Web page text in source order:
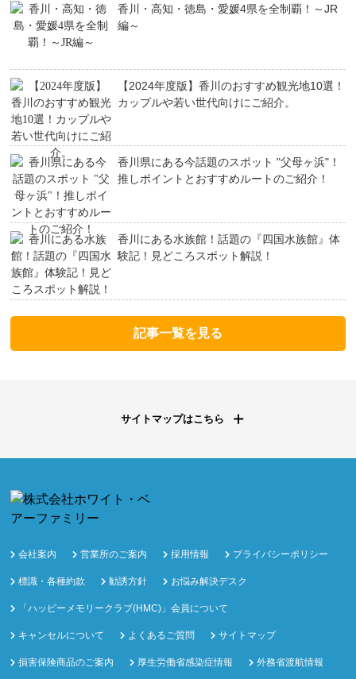
香川・高知・徳島・愛媛4県を全制覇！～JR
編～
【2024年度版】香川のおすすめ観光地10選！
カップルや若い世代向けにご紹介。
香川県にある今話題のスポット "父母ヶ浜"！
推しポイントとおすすめルートのご紹介！
香川にある水族館！話題の『四国水族館』体
験記！見どころスポット解説！
記事一覧を見る
サイトマップはこちら
会社案内 営業所のご案内 採用情報 プライバシーポリシー
標識・各種約款 勧誘方針 お悩み解決デスク
「ハッピーメモリークラブ(HMC)」会員について
キャンセルについて よくあるご質問 サイトマップ
損害保険商品のご案内 厚生労働省感染症情報 外務省渡航情報